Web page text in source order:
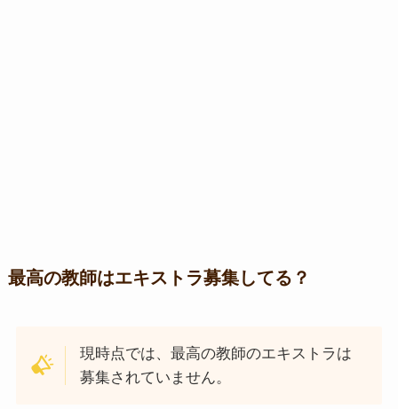
最高の教師はエキストラ募集してる？
現時点では、最高の教師のエキストラは
募集されていません。